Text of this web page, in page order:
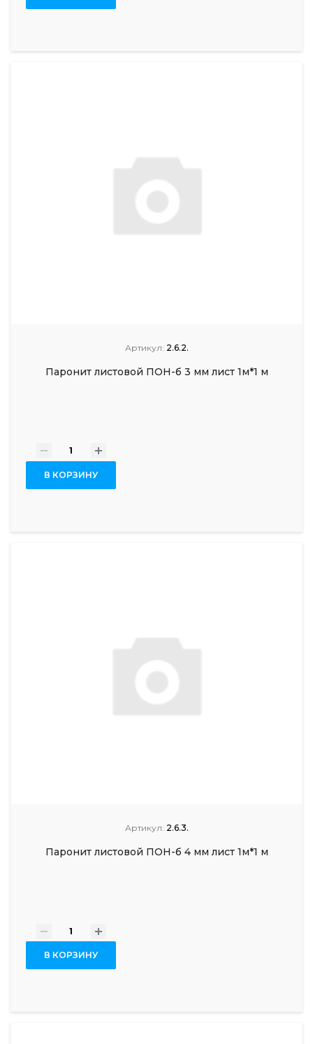
Артикул: 2.6.2.
Паронит листовой ПОН-б 3 мм лист 1м*1 м
- +
В КОРЗИНУ
Артикул: 2.6.3.
Паронит листовой ПОН-б 4 мм лист 1м*1 м
- +
В КОРЗИНУ